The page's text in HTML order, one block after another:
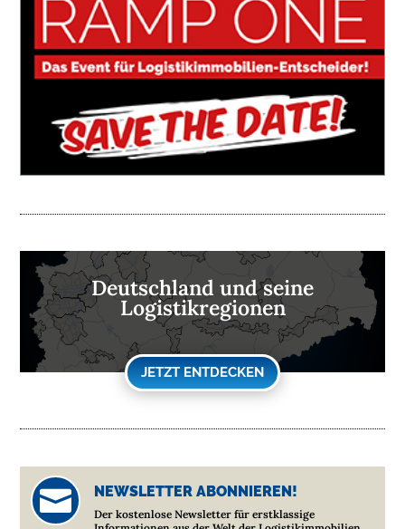
Deutschland und seine
Logistikregionen
JETZT ENTDECKEN
 NEWSLETTER ABONNIEREN!
Der kostenlose Newsletter für erstklassige